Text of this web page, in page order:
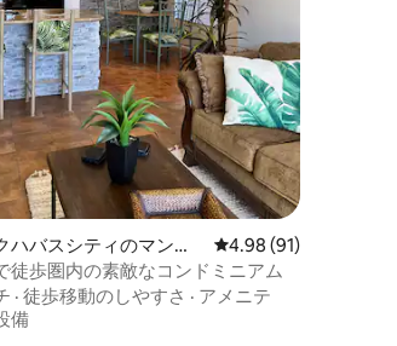
つ星中5つ星の平均評価
ハバスシティのマンシ
アパート
レビュー91件、5つ
4.98 (91)
徒歩圏内の素敵なコンドミニアム
· 徒歩移動のしやすさ · アメニテ
備